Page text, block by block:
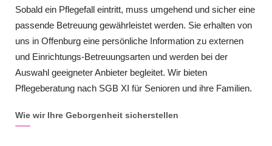
Sobald ein Pflegefall eintritt, muss umgehend und sicher eine
passende Betreuung gewährleistet werden. Sie erhalten von
uns in Offenburg eine persönliche Information zu externen
und Einrichtungs-Betreuungsarten und werden bei der
Auswahl geeigneter Anbieter begleitet. Wir bieten
Pflegeberatung nach SGB XI für Senioren und ihre Familien.
Wie wir Ihre Geborgenheit sicherstellen